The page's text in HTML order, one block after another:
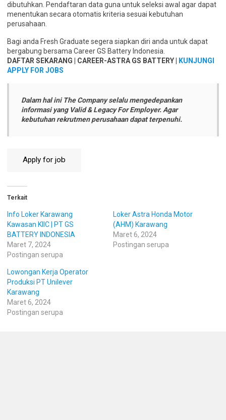
dibutuhkan. Pendaftaran data guna untuk seleksi awal agar dapat
menentukan secara otomatis kriteria sesuai kebutuhan
perusahaan.
Bagi anda Fresh Graduate segera siapkan diri anda untuk dapat
bergabung bersama Career GS Battery Indonesia.
DAFTAR SEKARANG | CAREER-ASTRA GS BATTERY |
KUNJUNGI
APPLY FOR JOBS
Dalam hal ini The Company selalu mengedepankan
informasi yang Valid & Legacy For Employer. Agar
kebutuhan rekrutmen perusahaan dapat terpenuhi.
Terkait
Info Loker Karawang
Kawasan KIIC | PT GS
BATTERY INDONESIA
Maret 7, 2024
Postingan serupa
Loker Astra Honda Motor
(AHM) Karawang
Maret 6, 2024
Postingan serupa
Lowongan Kerja Operator
Produksi PT Unilever
Karawang
Maret 6, 2024
Postingan serupa